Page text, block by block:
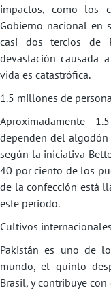
impactos, como los
Gobierno nacional en
casi dos tercios de
devastación causada
vida es catastrófica.
1.5 millones de
Aproximadamente
dependen del algodón
según la iniciativa
40 por ciento de los
de la confección está
este periodo.
Cultivos
Pakistán es uno de
mundo, el quinto
Brasil, y contribuye